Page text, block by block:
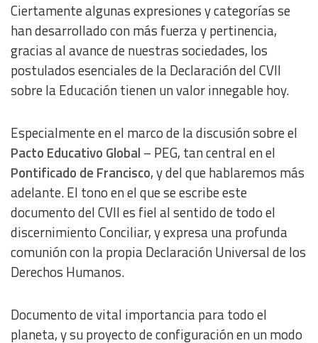
Ciertamente algunas expresiones y categorías se
han desarrollado con más fuerza y pertinencia,
gracias al avance de nuestras sociedades, los
postulados esenciales de la Declaración del CVII
sobre la Educación tienen un valor innegable hoy.
Especialmente en el marco de la discusión sobre el
Pacto Educativo Global – PEG, tan central en el
Pontificado de Francisco, y del que hablaremos más
adelante. El tono en el que se escribe este
documento del CVII es fiel al sentido de todo el
discernimiento Conciliar, y expresa una profunda
comunión con la propia Declaración Universal de los
Derechos Humanos.
Documento de vital importancia para todo el
planeta, y su proyecto de configuración en un modo